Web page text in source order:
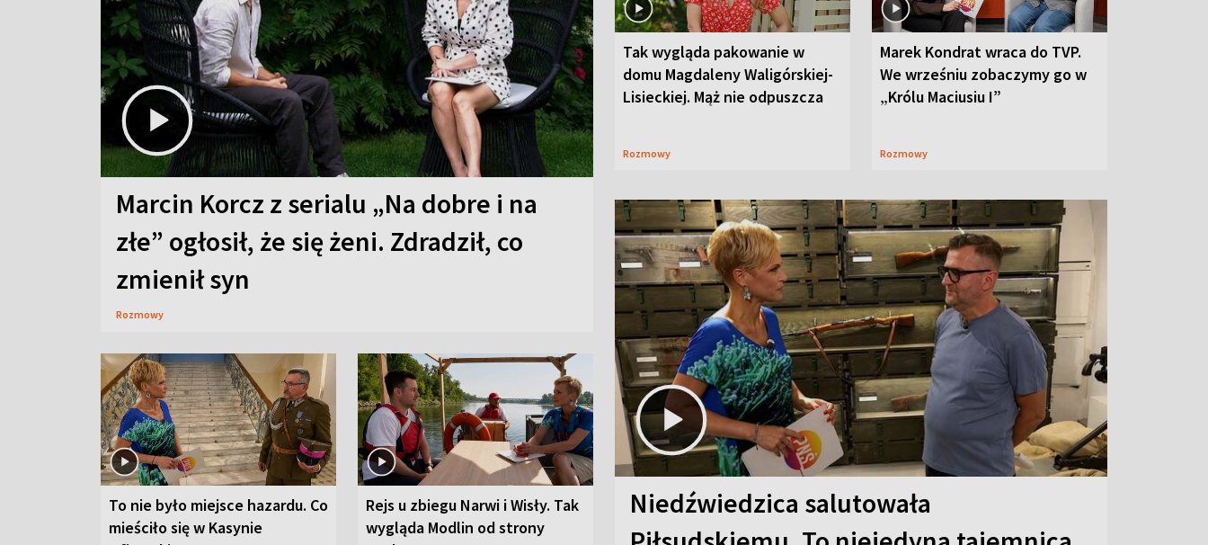
Marcin Korcz z serialu „Na dobre i na
złe” ogłosił, że się żeni. Zdradził, co
zmienił syn
Rozmowy
Tak wygląda pakowanie w
domu Magdaleny Waligórskiej-
Lisieckiej. Mąż nie odpuszcza
Rozmowy
Marek Kondrat wraca do TVP.
We wrześniu zobaczymy go w
„Królu Maciusiu I”
Rozmowy
To nie było miejsce hazardu. Co
mieściło się w Kasynie
Rejs u zbiegu Narwi i Wisły. Tak
wygląda Modlin od strony
Niedźwiedzica salutowała